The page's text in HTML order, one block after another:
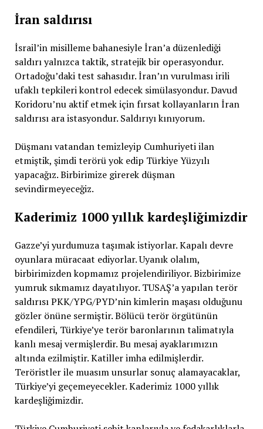
İran saldırısı
İsrail’in misilleme bahanesiyle İran’a düzenlediği
saldırı yalnızca taktik, stratejik bir operasyondur.
Ortadoğu’daki test sahasıdır. İran’ın vurulması irili
ufaklı tepkileri kontrol edecek simülasyondur. Davud
Koridoru’nu aktif etmek için fırsat kollayanların İran
saldırısı ara istasyondur. Saldırıyı kınıyorum.
Düşmanı vatandan temizleyip Cumhuriyeti ilan
etmiştik, şimdi terörü yok edip Türkiye Yüzyılı
yapacağız. Birbirimize girerek düşman
sevindirmeyeceğiz.
Kaderimiz 1000 yıllık kardeşliğimizdir
Gazze’yi yurdumuza taşımak istiyorlar. Kapalı devre
oyunlara müracaat ediyorlar. Uyanık olalım,
birbirimizden kopmamız projelendiriliyor. Bizbirimize
yumruk sıkmamız dayatılıyor. TUSAŞ’a yapılan terör
saldırısı PKK/YPG/PYD’nin kimlerin maşası olduğunu
gözler önüne sermiştir. Bölücü terör örgütünün
efendileri, Türkiye’ye terör baronlarının talimatıyla
kanlı mesaj vermişlerdir. Bu mesaj ayaklarımızın
altında ezilmiştir. Katiller imha edilmişlerdir.
Teröristler ile muasım unsurlar sonuç alamayacaklar,
Türkiye’yi geçemeyecekler. Kaderimiz 1000 yıllık
kardeşliğimizdir.